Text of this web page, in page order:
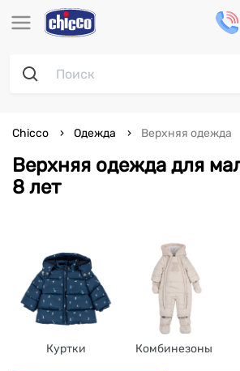
Верхняя одежда для мальчиков 3 -
8 лет
Chicco Одежда Верхняя одежда
Куртки Комбинезоны